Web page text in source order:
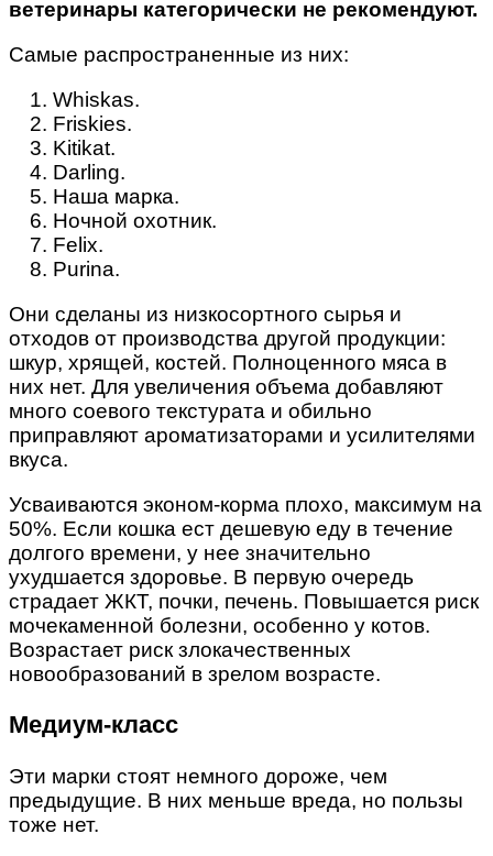
ветеринары категорически не рекомендуют.
Самые распространенные из них:
Whiskas.
Friskies.
Kitikat.
Darling.
Наша марка.
Ночной охотник.
Felix.
Purina.
Они сделаны из низкосортного сырья и
отходов от производства другой продукции:
шкур, хрящей, костей. Полноценного мяса в
них нет. Для увеличения объема добавляют
много соевого текстурата и обильно
приправляют ароматизаторами и усилителями
вкуса.
Усваиваются эконом-корма плохо, максимум на
50%. Если кошка ест дешевую еду в течение
долгого времени, у нее значительно
ухудшается здоровье. В первую очередь
страдает ЖКТ, почки, печень. Повышается риск
мочекаменной болезни, особенно у котов.
Возрастает риск злокачественных
новообразований в зрелом возрасте.
Медиум-класс
Эти марки стоят немного дороже, чем
предыдущие. В них меньше вреда, но пользы
тоже нет.